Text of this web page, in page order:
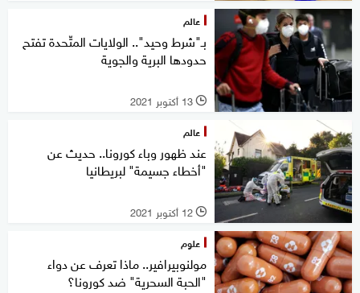
عالم
بـ"شرط وحيد".. الولايات المتّحدة تفتح
حدودها البرية والجوية
l 13 أكتوبر 2021
عالم
عند ظهور وباء كورونا.. حديث عن
"أخطاء جسيمة" لبريطانيا
l 12 أكتوبر 2021
علوم
مولنوبيرافير.. ماذا تعرف عن دواء
"الحبة السحرية" ضد كورونا؟